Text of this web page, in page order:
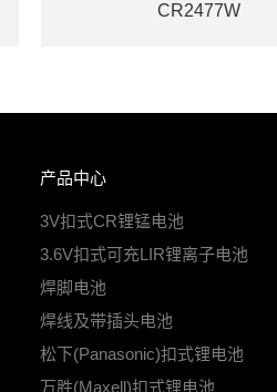
CR2477W
产品中心
3V扣式CR锂锰电池
3.6V扣式可充LIR锂离子电池
焊脚电池
焊线及带插头电池
松下(Panasonic)扣式锂电池
万胜(Maxell)扣式锂电池